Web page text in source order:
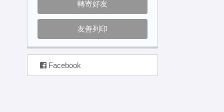
轉寄好友
友善列印
Facebook